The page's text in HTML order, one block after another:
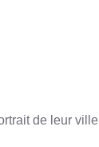
de leur ville